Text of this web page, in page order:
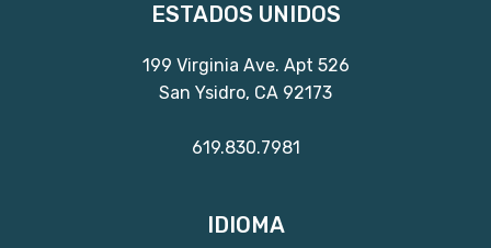
ESTADOS UNIDOS
199 Virginia Ave. Apt 526
San Ysidro, CA 92173
619.830.7981
IDIOMA